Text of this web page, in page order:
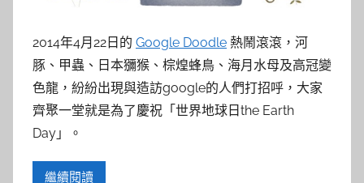
2014年4月22日的 Google Doodle 熱鬧滾滾，河
豚、甲蟲、日本獼猴、棕煌蜂鳥、海月水母及高冠變
色龍，紛紛出現與造訪google的人們打招呼，大家
齊聚一堂就是為了慶祝「世界地球日the Earth
Day」。
繼續閱讀